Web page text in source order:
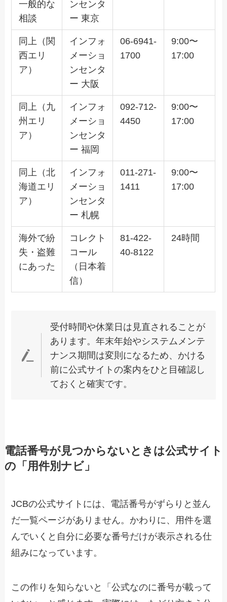
一般的な
相談
ンセンタ
ー 東京
同上（関
西エリ
ア）
インフォ
メーショ
ンセンタ
ー 大阪
06-6941-
1700
9:00〜
17:00
同上（九
州エリ
ア）
インフォ
メーショ
ンセンタ
ー 福岡
092-712-
4450
9:00〜
17:00
同上（北
海道エリ
ア）
インフォ
メーショ
ンセンタ
ー 札幌
011-271-
1411
9:00〜
17:00
海外で紛
失・盗難
にあった
コレクト
コール
（日本着
信）
81-422-
40-8122
24時間
受付時間や休業日は見直されることが
あります。年末年始やシステムメンテ
ナンス期間は変則になるため、かける
前に公式サイトの案内をひと目確認し
ておくと確実です。
電話番号が見つからないときは公式サイト
の「用件別ナビ」
JCBの公式サイトには、電話番号がずらりと並ん
だ一覧ページがありません。かわりに、用件を選
んでいくと自分に必要な番号だけが表示される仕
組みになっています。
この作りを知らないと「公式なのに番号が載って